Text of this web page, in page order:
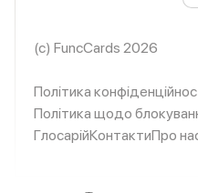
(c) FuncCards 2026
Політика
Політика щодо
ГлосарійКонтактиПро